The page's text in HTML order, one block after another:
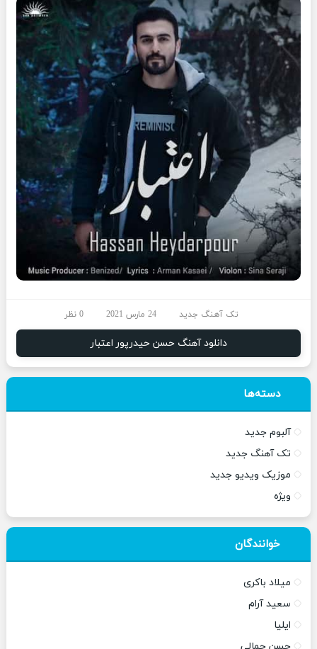
تک آهنگ جدید 24 مارس 2021 0 نظر
دانلود آهنگ حسن حیدرپور اعتبار
دسته‌ها
آلبوم جدید
تک آهنگ جدید
موزیک ویدیو جدید
ویژه
خوانندگان
میلاد باکری
سعید آرام
ایلیا